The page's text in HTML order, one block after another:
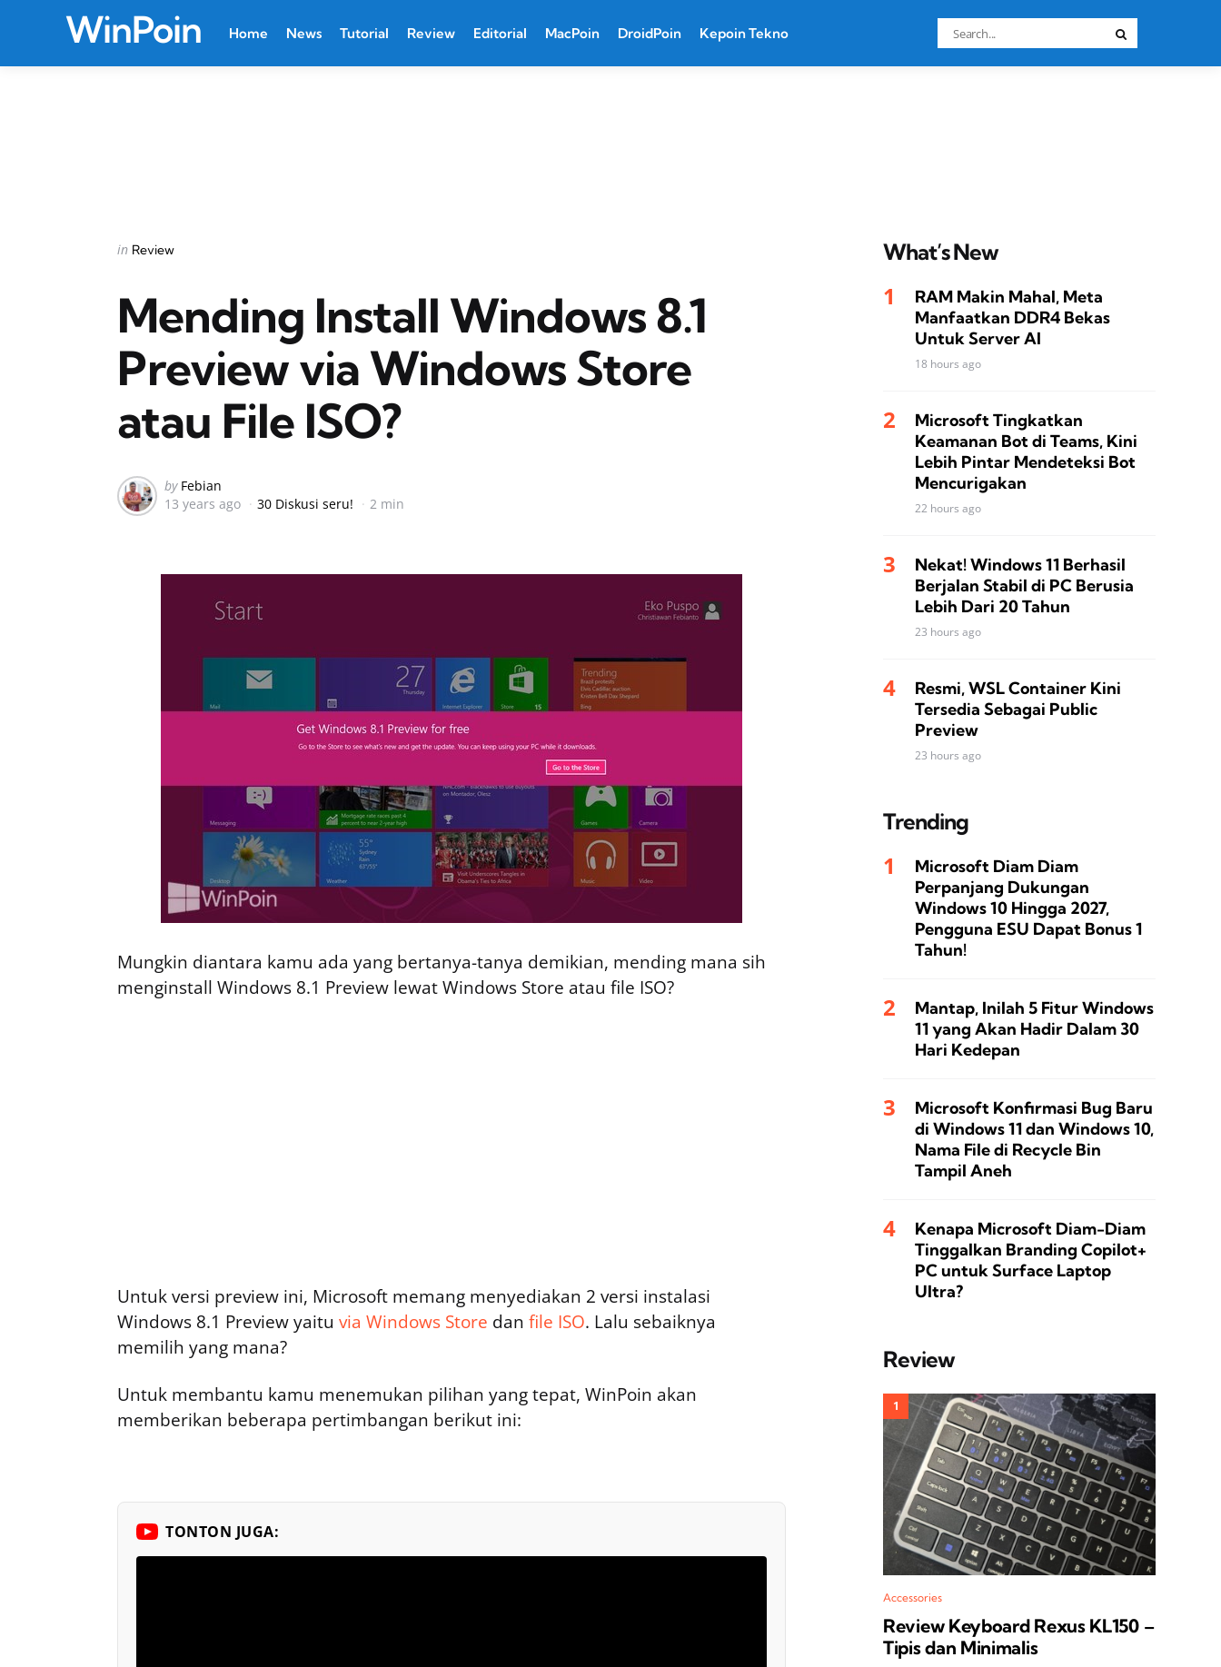
WinPoin Home News Tutorial Review Editorial MacPoin DroidPoin Kepoin Tekno
Search
for:
Categories
Posted
in Review
Mending Install Windows 8.1
Preview via Windows Store
atau File ISO?
Posted
by
by Febian
13 years ago
30 Diskusi seru! 2 min
Mungkin diantara kamu ada yang bertanya-tanya demikian, mending mana sih
menginstall Windows 8.1 Preview lewat Windows Store atau file ISO?
Untuk versi preview ini, Microsoft memang menyediakan 2 versi instalasi
Windows 8.1 Preview yaitu via Windows Store dan file ISO. Lalu sebaiknya
memilih yang mana?
Untuk membantu kamu menemukan pilihan yang tepat, WinPoin akan
memberikan beberapa pertimbangan berikut ini:
TONTON JUGA:
What’s New
RAM Makin Mahal, Meta
Manfaatkan DDR4 Bekas
Untuk Server AI
18 hours ago
Microsoft Tingkatkan
Keamanan Bot di Teams, Kini
Lebih Pintar Mendeteksi Bot
Mencurigakan
22 hours ago
Nekat! Windows 11 Berhasil
Berjalan Stabil di PC Berusia
Lebih Dari 20 Tahun
23 hours ago
Resmi, WSL Container Kini
Tersedia Sebagai Public
Preview
23 hours ago
Trending
Microsoft Diam Diam
Perpanjang Dukungan
Windows 10 Hingga 2027,
Pengguna ESU Dapat Bonus 1
Tahun!
Mantap, Inilah 5 Fitur Windows
11 yang Akan Hadir Dalam 30
Hari Kedepan
Microsoft Konfirmasi Bug Baru
di Windows 11 dan Windows 10,
Nama File di Recycle Bin
Tampil Aneh
Kenapa Microsoft Diam-Diam
Tinggalkan Branding Copilot+
PC untuk Surface Laptop
Ultra?
Review
Accessories
Review Keyboard Rexus KL150 –
Tipis dan Minimalis